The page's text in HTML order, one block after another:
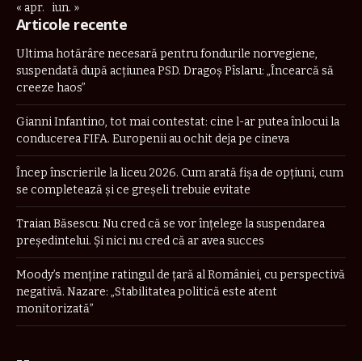
« apr. iun. »
Articole recente
Ultima hotărâre necesară pentru fondurile norvegiene,
suspendată după acțiunea PSD. Dragoș Pîslaru: „Încearcă să
creeze haos”
Gianni Infantino, tot mai contestat: cine l-ar putea înlocui la
conducerea FIFA. Europenii au ochit deja pe cineva
Încep înscrierile la liceu 2026. Cum arată fișa de opțiuni, cum
se completează și ce greșeli trebuie evitate
Traian Băsescu: Nu cred că se vor înţelege la suspendarea
preşedintelui. Şi nici nu cred că ar avea succes
Moody’s menține ratingul de țară al României, cu perspectivă
negativă. Nazare: „Stabilitatea politică este atent
monitorizată”